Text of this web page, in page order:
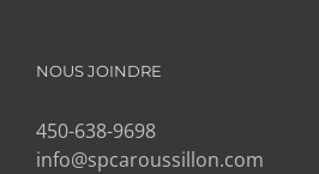
NOUS JOINDRE
450-638-9698
info@spcaroussillon.com